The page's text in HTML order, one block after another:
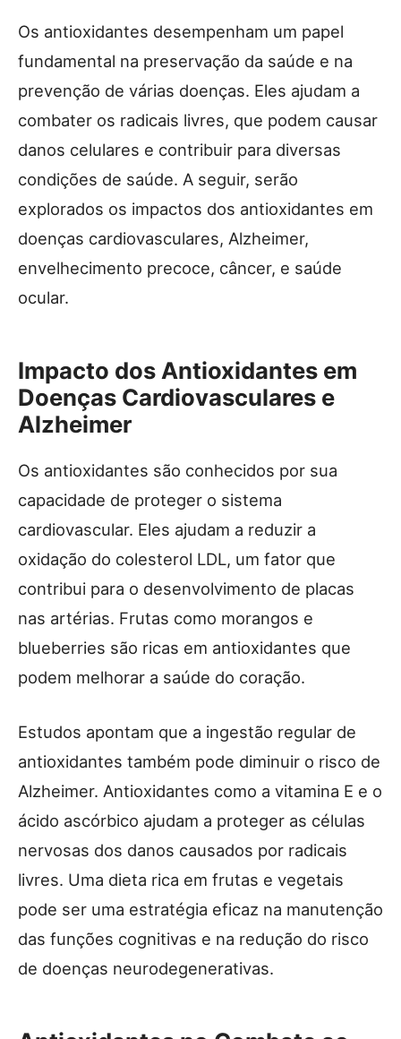
Os antioxidantes desempenham um papel
fundamental na preservação da saúde e na
prevenção de várias doenças. Eles ajudam a
combater os radicais livres, que podem causar
danos celulares e contribuir para diversas
condições de saúde. A seguir, serão
explorados os impactos dos antioxidantes em
doenças cardiovasculares, Alzheimer,
envelhecimento precoce, câncer, e saúde
ocular.
Impacto dos Antioxidantes em
Doenças Cardiovasculares e
Alzheimer
Os antioxidantes são conhecidos por sua
capacidade de proteger o sistema
cardiovascular. Eles ajudam a reduzir a
oxidação do colesterol LDL, um fator que
contribui para o desenvolvimento de placas
nas artérias. Frutas como morangos e
blueberries são ricas em antioxidantes que
podem melhorar a saúde do coração.
Estudos apontam que a ingestão regular de
antioxidantes também pode diminuir o risco de
Alzheimer. Antioxidantes como a vitamina E e o
ácido ascórbico ajudam a proteger as células
nervosas dos danos causados por radicais
livres. Uma dieta rica em frutas e vegetais
pode ser uma estratégia eficaz na manutenção
das funções cognitivas e na redução do risco
de doenças neurodegenerativas.